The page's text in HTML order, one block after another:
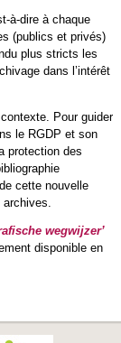
à-dire à chaque
(publics et privés)
plus stricts les
dans l’intérêt
Pour guider
le RGDP et son
protection des
cette nouvelle
wegwijzer’
disponible en